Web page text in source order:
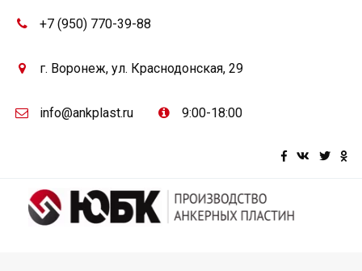
+7 (950) 770-39-88
г. Воронеж, ул. Краснодонская, 29
info@ankplast.ru 9:00-18:00